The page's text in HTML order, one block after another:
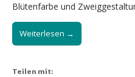
Blütenfarbe und
Weiterlesen →
Teilen mit: